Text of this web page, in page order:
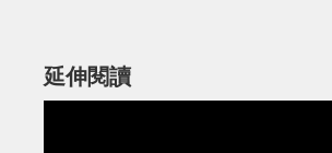
延伸閱讀